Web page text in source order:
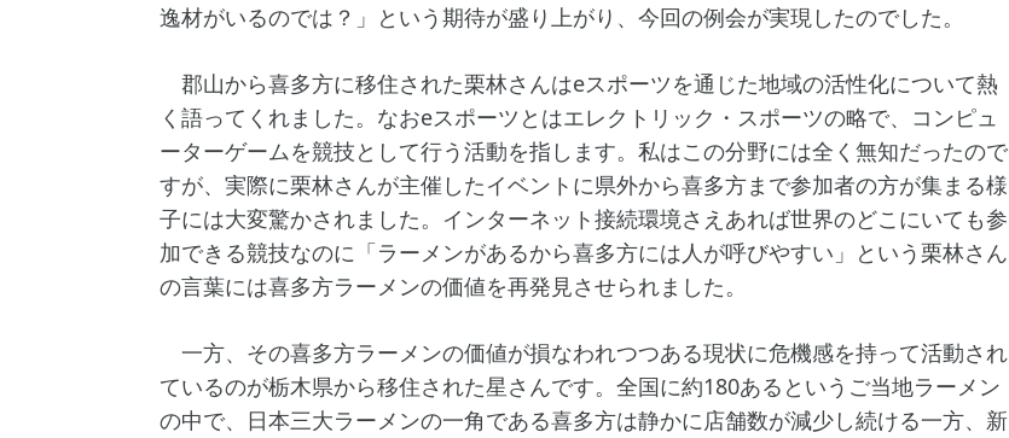
逸材がいるのでは？」という期待が盛り上がり、今回の例会が実現したのでした。
郡山から喜多方に移住された栗林さんはeスポーツを通じた地域の活性化について熱
く語ってくれました。なおeスポーツとはエレクトリック・スポーツの略で、コンピュ
ーターゲームを競技として行う活動を指します。私はこの分野には全く無知だったので
すが、実際に栗林さんが主催したイベントに県外から喜多方まで参加者の方が集まる様
子には大変驚かされました。インターネット接続環境さえあれば世界のどこにいても参
加できる競技なのに「ラーメンがあるから喜多方には人が呼びやすい」という栗林さん
の言葉には喜多方ラーメンの価値を再発見させられました。
一方、その喜多方ラーメンの価値が損なわれつつある現状に危機感を持って活動され
ているのが栃木県から移住された星さんです。全国に約180あるというご当地ラーメン
の中で、日本三大ラーメンの一角である喜多方は静かに店舗数が減少し続ける一方、新